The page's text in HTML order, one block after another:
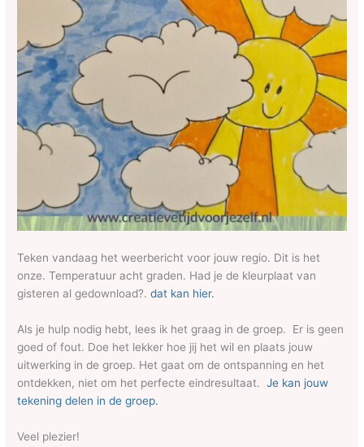
Teken vandaag het weerbericht voor jouw regio. Dit is het
onze. Temperatuur acht graden. Had je de kleurplaat van
gisteren al gedownload?.dat kan hier.
Als je hulp nodig hebt, lees ik het graag in de groep. Er is geen
goed of fout. Doe het lekker hoe jij het wil en plaats jouw
uitwerking in de groep. Het gaat om de ontspanning en het
ontdekken, niet om het perfecte eindresultaat. Je kan jouw
tekening delen in de groep.
Veel plezier!